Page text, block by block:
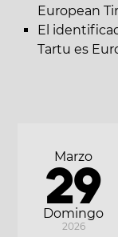
European
El
Tartu es
Domingo
Marzo
29
2026